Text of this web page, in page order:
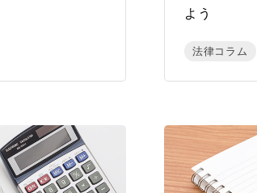
よう
法律コラム